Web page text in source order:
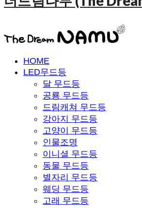
HOME
LED무드등
달 무드등
공룡 무드등
드림캐쳐 무드등
강아지 무드등
고양이 무드등
인물조명
이니셜 무드등
동물 무드등
별자리 무드등
웨딩 무드등
고래 무드등